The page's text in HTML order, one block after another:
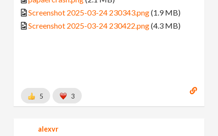
Screenshot 2025-03-24 230343.png(1.9 MB)
Screenshot 2025-03-24 230422.png(4.3 MB)
5 3
alexvr